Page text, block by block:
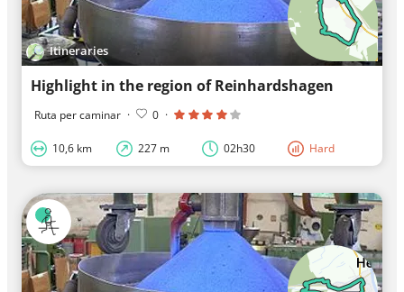
Itineraries
Highlight in the region of Reinhardshagen
Ruta per caminar · 0 ·
10,6 km 227 m 02h30 Hard